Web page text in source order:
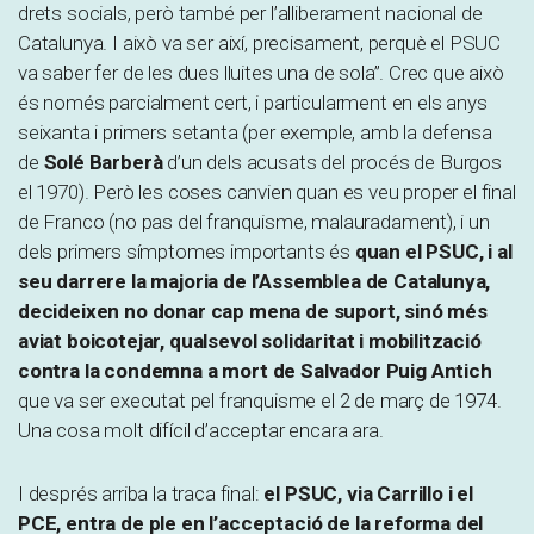
drets socials, però també per l’alliberament nacional de
Catalunya. I això va ser així, precisament, perquè el PSUC
va saber fer de les dues lluites una de sola”. Crec que això
és només parcialment cert, i particularment en els anys
seixanta i primers setanta (per exemple, amb la defensa
de Solé Barberà d’un dels acusats del procés de Burgos
el 1970). Però les coses canvien quan es veu proper el final
de Franco (no pas del franquisme, malauradament), i un
dels primers símptomes importants és quan el PSUC, i al
seu darrere la majoria de l’Assemblea de Catalunya,
decideixen no donar cap mena de suport, sinó més
aviat boicotejar, qualsevol solidaritat i mobilització
contra la condemna a mort de Salvador Puig Antich
que va ser executat pel franquisme el 2 de març de 1974.
Una cosa molt difícil d’acceptar encara ara.
I després arriba la traca final: el PSUC, via Carrillo i el
PCE, entra de ple en l’acceptació de la reforma del